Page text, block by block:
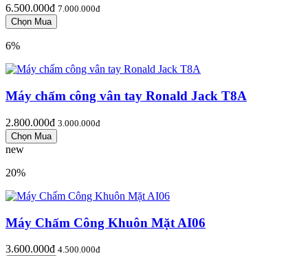
6.500.000đ 7.000.000đ
6%
Máy chấm công vân tay Ronald Jack T8A
2.800.000đ 3.000.000đ
new
20%
Máy Chấm Công Khuôn Mặt AI06
3.600.000đ 4.500.000đ